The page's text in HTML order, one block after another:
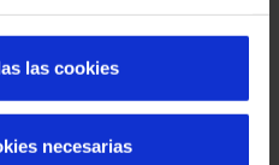
las cookies
necesarias
automáticas
puertas herméticas